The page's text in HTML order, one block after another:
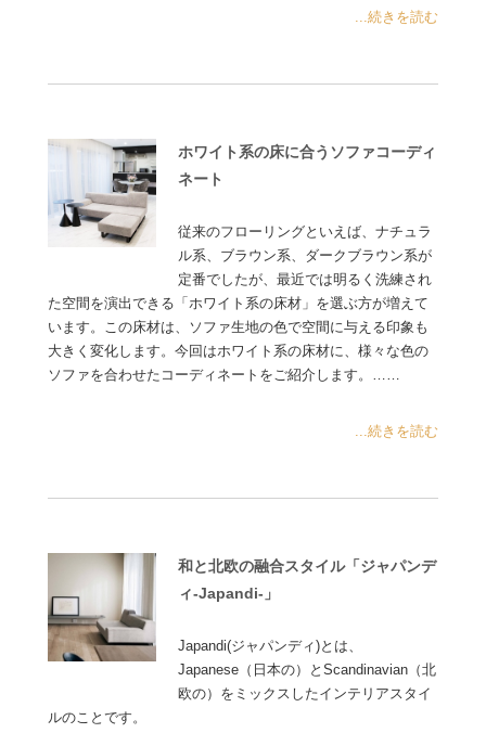
...続きを読む
ホワイト系の床に合うソファコーディ
ネート
従来のフローリングといえば、ナチュラ
ル系、ブラウン系、ダークブラウン系が
定番でしたが、最近では明るく洗練され
た空間を演出できる「ホワイト系の床材」を選ぶ方が増えて
います。この床材は、ソファ生地の色で空間に与える印象も
大きく変化します。今回はホワイト系の床材に、様々な色の
ソファを合わせたコーディネートをご紹介します。……
...続きを読む
和と北欧の融合スタイル「ジャパンデ
ィ-Japandi-」
Japandi(ジャパンディ)とは、
Japanese（日本の）とScandinavian（北
欧の）をミックスしたインテリアスタイ
ルのことです。